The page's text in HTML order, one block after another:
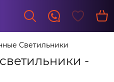
Светильники
-